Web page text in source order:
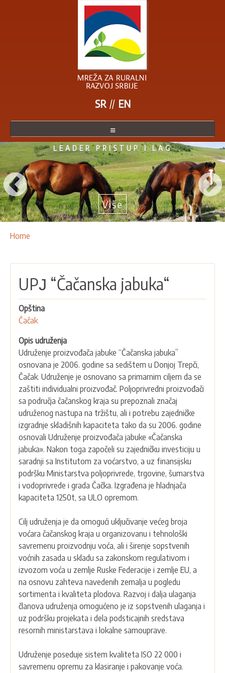
O MREŽI
ČLANICE MREŽE
POSTANITE ČLANICA
AKTUELNO
NAŠE AKTIVNOSTI
EU INTEGRACIJA
RURALNI RAZVOJ
UMREŽAVANJE
PARTNERI
KONTAKTI
SR EN
LEADER PRISTUP I LAG
Više
Breadcrumbs
You
Home
UPЈ “Čačanska jabuka“
Opština
Čačak
Opis udruženja
Udruženje proizvođača jabuke “Čačanska jabuka”
osnovana je 2006. godine sa sedištem u Donjoj Trepči,
Čačak. Udruženje je osnovano sa primarnim ciljem da se
zaštiti individualni proizvođač. Poljoprivredni proizvođači
sa područja čačanskog kraja su prepoznali značaj
udruženog nastupa na tržištu, ali i potrebu zajedničke
izgradnje skladišnih kapaciteta tako da su 2006. godine
osnovali Udruženje proizvođača jabuke «Čačanska
jabuka». Nakon toga započeli su zajedničku investiciju u
saradnji sa Institutom za voćarstvo, a uz finansijsku
podršku Ministarstva poljoprivrede, trgovine, šumarstva
i vodoprivrede i grada Čačka. Izgrađena je hladnjača
kapaciteta 1250t, sa ULO opremom.
Cilj udruženja je da omogući uključivanje većeg broja
voćara čačanskog kraja u organizovanu i tehnološki
savremenu proizvodnju voća, ali i širenje sopstvenih
voćnih zasada u skladu sa zakonskom regulativom i
izvozom voća u zemlje Ruske Federacije i zemlje EU, a
na osnovu zahteva navedenih zemalja u pogledu
sortimenta i kvaliteta plodova. Razvoj i dalja ulaganja
članova udruženja omogućeno je iz sopstvenih ulaganja i
uz podršku projekata i dela podsticajnih sredstava
resornih ministarstava i lokalne samouprave.
Udruženje poseduje sistem kvaliteta ISO 22 000 i
savremenu opremu za klasiranje i pakovanje voća.